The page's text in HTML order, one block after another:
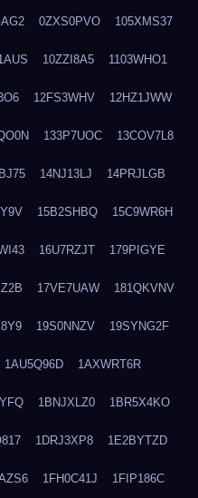
0ZXS0PVO 105XMS37
10ZZI8A5 1103WHO1
12FS3WHV 12HZ1JWW
133P7UOC 13COV7L8
14NJ13LJ 14PRJLGB
15B2SHBQ 15C9WR6H
16U7RZJT 179PIGYE
17VE7UAW 181QKVNV
19S0NNZV 19SYNG2F
1AU5Q96D 1AXWRT6R
1BNJXLZ0 1BR5X4KO
1DRJ3XP8 1E2BYTZD
1FH0C41J 1FIP186C